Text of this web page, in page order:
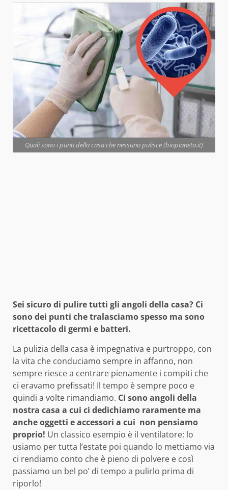
Quali sono i punti della casa che nessuno pulisce (biopianeta.it)
Sei sicuro di pulire tutti gli angoli della casa? Ci
sono dei punti che tralasciamo spesso ma sono
ricettacolo di germi e batteri.
La pulizia della casa è impegnativa e purtroppo, con
la vita che conduciamo sempre in affanno, non
sempre riesce a centrare pienamente i compiti che
ci eravamo prefissati! Il tempo è sempre poco e
quindi a volte rimandiamo. Ci sono angoli della
nostra casa a cui ci dedichiamo raramente ma
anche oggetti e accessori a cui non pensiamo
proprio! Un classico esempio è il ventilatore: lo
usiamo per tutta l’estate poi quando lo mettiamo via
ci rendiamo conto che è pieno di polvere e così
passiamo un bel po’ di tempo a pulirlo prima di
riporlo!